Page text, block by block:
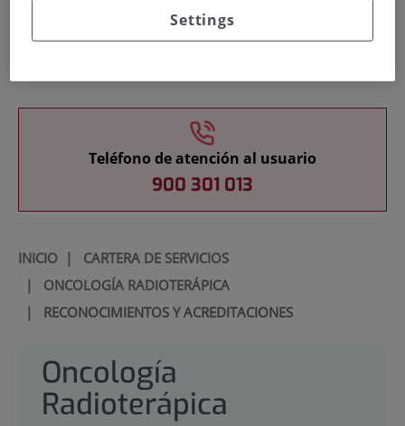
Teléfono de atención al usuario
900 301 013
INICIO| CARTERA DE SERVICIOS
| ONCOLOGÍA RADIOTERÁPICA
| RECONOCIMIENTOS Y ACREDITACIONES
Oncología
Radioterápica
Settings